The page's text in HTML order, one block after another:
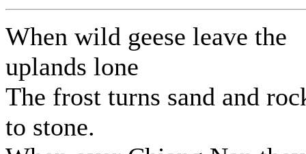
When wild geese leave the
uplands lone
The frost turns sand and
to stone.